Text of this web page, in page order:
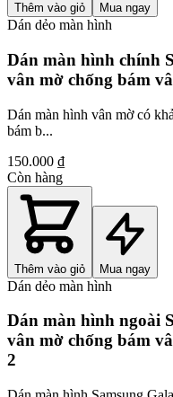
Thêm vào giỏ Mua ngay
Dán dẻo màn hình
Dán màn hình chính
vân mờ chống bám
Dán màn hình vân mờ có
bám b...
150.000 ₫
Còn hàng
Thêm vào giỏ Mua ngay
Dán dẻo màn hình
Dán màn hình ngoài
vân mờ chống bám
2